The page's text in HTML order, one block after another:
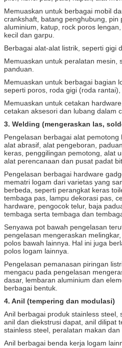
Memuaskan untuk berbagai mobil
crankshaft, batang penghubung, pin
aluminium, katup, rock poros
kecil dan garpu.
Berbagai alat-alat listrik, seperti gigi
Memuaskan untuk peralatan mesin,
panduan.
Memuaskan untuk berbagai bagian
seperti poros, roda gigi (roda
Memuaskan untuk cetakan
cetakan aksesori dan lubang dalam
3. Welding (mengeraskan las,
Pengelasan berbagai alat pemotong
alat abrasif, alat pengeboran,
keras, penggilingan pemotong, alat
alat perencanaan dan pusat padat bit.
Pengelasan berbagai hardware
mematri logam dari varietas yang
berbeda, seperti perangkat keras
tembaga pas, lampu dekorasi pas,
hardware, pengocok telur, baja
tembaga serta tembaga dan
Senyawa pot bawah pengelasan
pengelasan mengeraskan
polos bawah lainnya. Hal ini juga
polos logam lainnya.
Pengelasan pemanasan piringan
mengacu pada pengelasan
dasar, lembaran aluminium dan
berbagai bentuk.
4. Anil (tempering dan modulasi)
Anil berbagai produk stainless steel,
anil dan diekstrusi dapat, anil dilipat
stainless steel, peralatan makan dan
Anil berbagai benda kerja logam